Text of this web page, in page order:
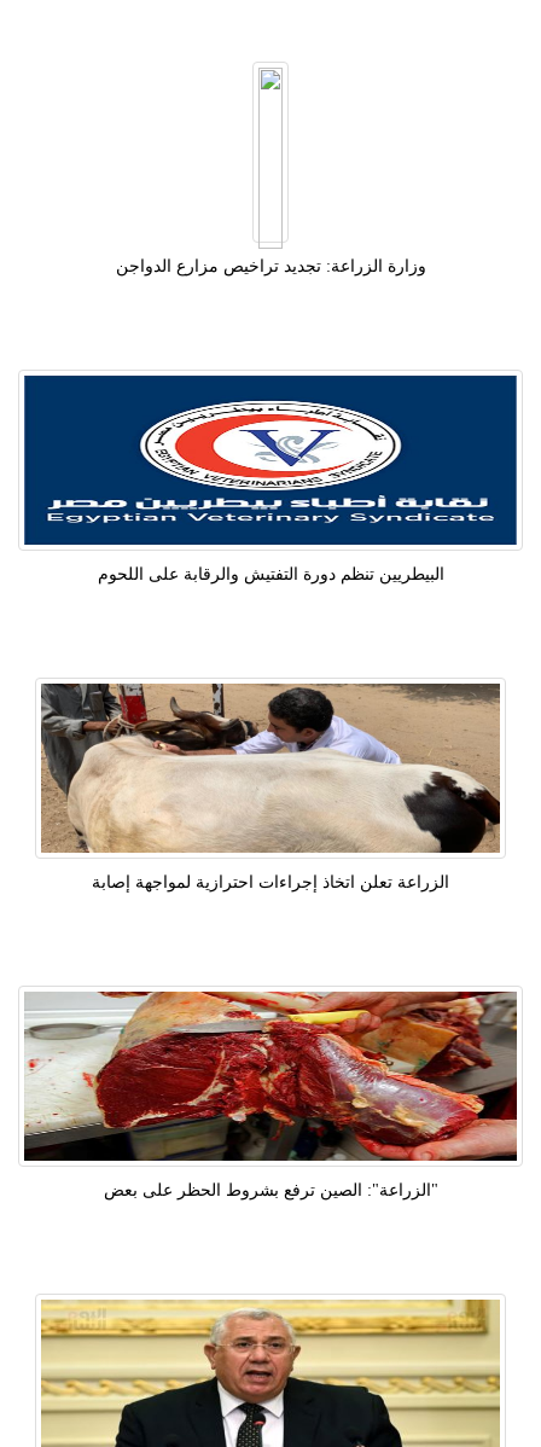
‫وزارة الزراعة: تجديد تراخيص مزارع الدواجن
البيطريين تنظم دورة التفتيش والرقابة على اللحوم
الزراعة تعلن اتخاذ إجراءات احترازية لمواجهة إصابة
"الزراعة": الصين ترفع بشروط الحظر على بعض